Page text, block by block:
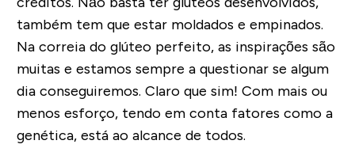
também tem que estar moldados e empinados.
Na correia do glúteo perfeito, as inspirações são
muitas e estamos sempre a questionar se algum
dia conseguiremos. Claro que sim! Com mais ou
menos esforço, tendo em conta fatores como a
genética, está ao alcance de todos.